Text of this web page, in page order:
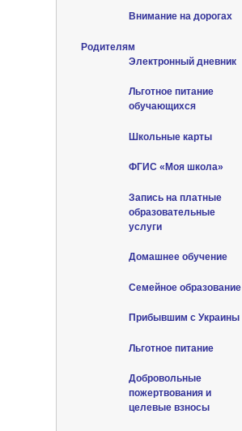
Внимание на дорогах
Родителям
Электронный дневник
Льготное питание
обучающихся
Школьные карты
ФГИС «Моя школа»
Запись на платные
образовательные
услуги
Домашнее обучение
Семейное образование
Прибывшим с Украины
Льготное питание
Добровольные
пожертвования и
целевые взносы